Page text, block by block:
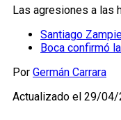
Las agresiones a las
Santiago
Boca confirmó
Por Germán Carrara
Actualizado el 29/04/